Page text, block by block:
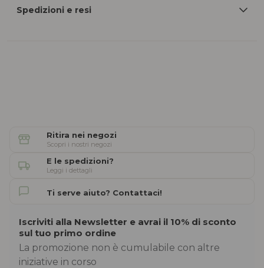
Spedizioni e resi
Ritira nei negozi
Scopri i nostri negozi
E le spedizioni?
Leggi i dettagli
Ti serve aiuto? Contattaci!
Iscriviti alla Newsletter e avrai il 10% di sconto
sul tuo primo ordine
La promozione non è cumulabile con altre
iniziative in corso